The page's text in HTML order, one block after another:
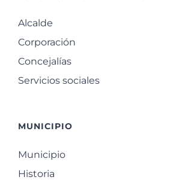
Alcalde
Corporación
Concejalías
Servicios sociales
MUNICIPIO
Municipio
Historia